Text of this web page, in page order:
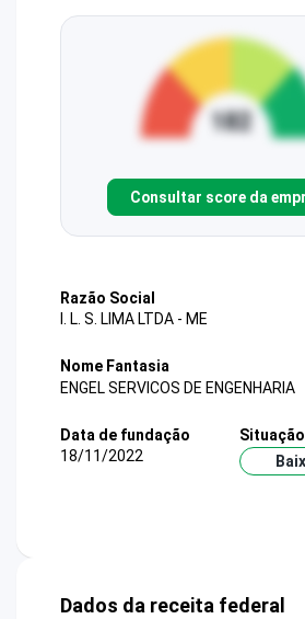
Consultar score da
Razão Social
I. L. S. LIMA LTDA - ME
Nome Fantasia
ENGEL SERVICOS DE ENGENHARIA
Data de fundação
18/11/2022
Dados da receita federal